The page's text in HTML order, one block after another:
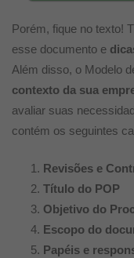
Porém, fique no texto!
esse documento e
Além disso, o Modelo
contexto da sua
avaliar suas
contém os seguintes
Revisões e
Título do POP
Objetivo do
Escopo do
Papéis e